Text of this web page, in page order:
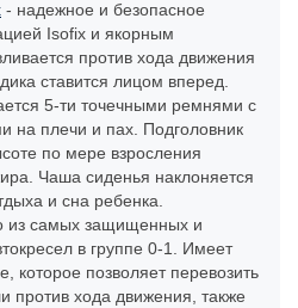
- надежное и безопасное
Isofix и якорным
против хода движения
ставится лицом вперед.
5-ти точечными ремнями с
на плечи и пах. Подголовник
по мере взросления
Чаша сиденья наклоняется
и сна ребенка.
из самых защищенных и
в группе 0-1. Имеет
которое позволяет перевозить
против хода движения, также